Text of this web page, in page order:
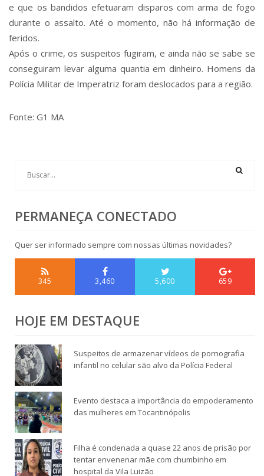
e que os bandidos efetuaram disparos com arma de fogo
durante o assalto. Até o momento, não há informação de
feridos.
Após o crime, os suspeitos fugiram, e ainda não se sabe se
conseguiram levar alguma quantia em dinheiro. Homens da
Polícia Militar de Imperatriz foram deslocados para a região.
Fonte: G1 MA
PERMANEÇA CONECTADO
Quer ser informado sempre com nossas últimas novidades?
345 3,460 5,600 659
HOJE EM DESTAQUE
Suspeitos de armazenar vídeos de pornografia
infantil no celular são alvo da Polícia Federal
Evento destaca a importância do empoderamento
das mulheres em Tocantinópolis
Filha é condenada a quase 22 anos de prisão por
tentar envenenar mãe com chumbinho em
hospital da Vila Luizão